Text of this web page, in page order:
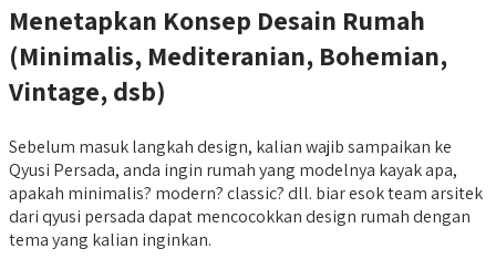
Menetapkan Konsep Desain Rumah
(Minimalis, Mediteranian, Bohemian,
Vintage, dsb)
Sebelum masuk langkah design, kalian wajib sampaikan ke
Qyusi Persada, anda ingin rumah yang modelnya kayak apa,
apakah minimalis? modern? classic? dll. biar esok team arsitek
dari qyusi persada dapat mencocokkan design rumah dengan
tema yang kalian inginkan.